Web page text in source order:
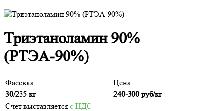
Триэтаноламин 90%
(РТЭА-90%)
Фасовка
Цена
30/235 кг
240-300 руб/кг
Счет выставляется с НДС